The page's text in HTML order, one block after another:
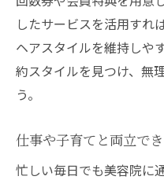
したサービスを活用すれ
ヘアスタイルを維持しや
約スタイルを見つけ、無
う。
仕事や子育てと両立で
忙しい毎日でも美容院に